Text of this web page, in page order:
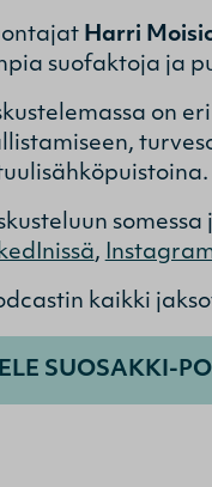
Harri
suofaktoja ja
on
,
kaikki
SUOSAKKI-